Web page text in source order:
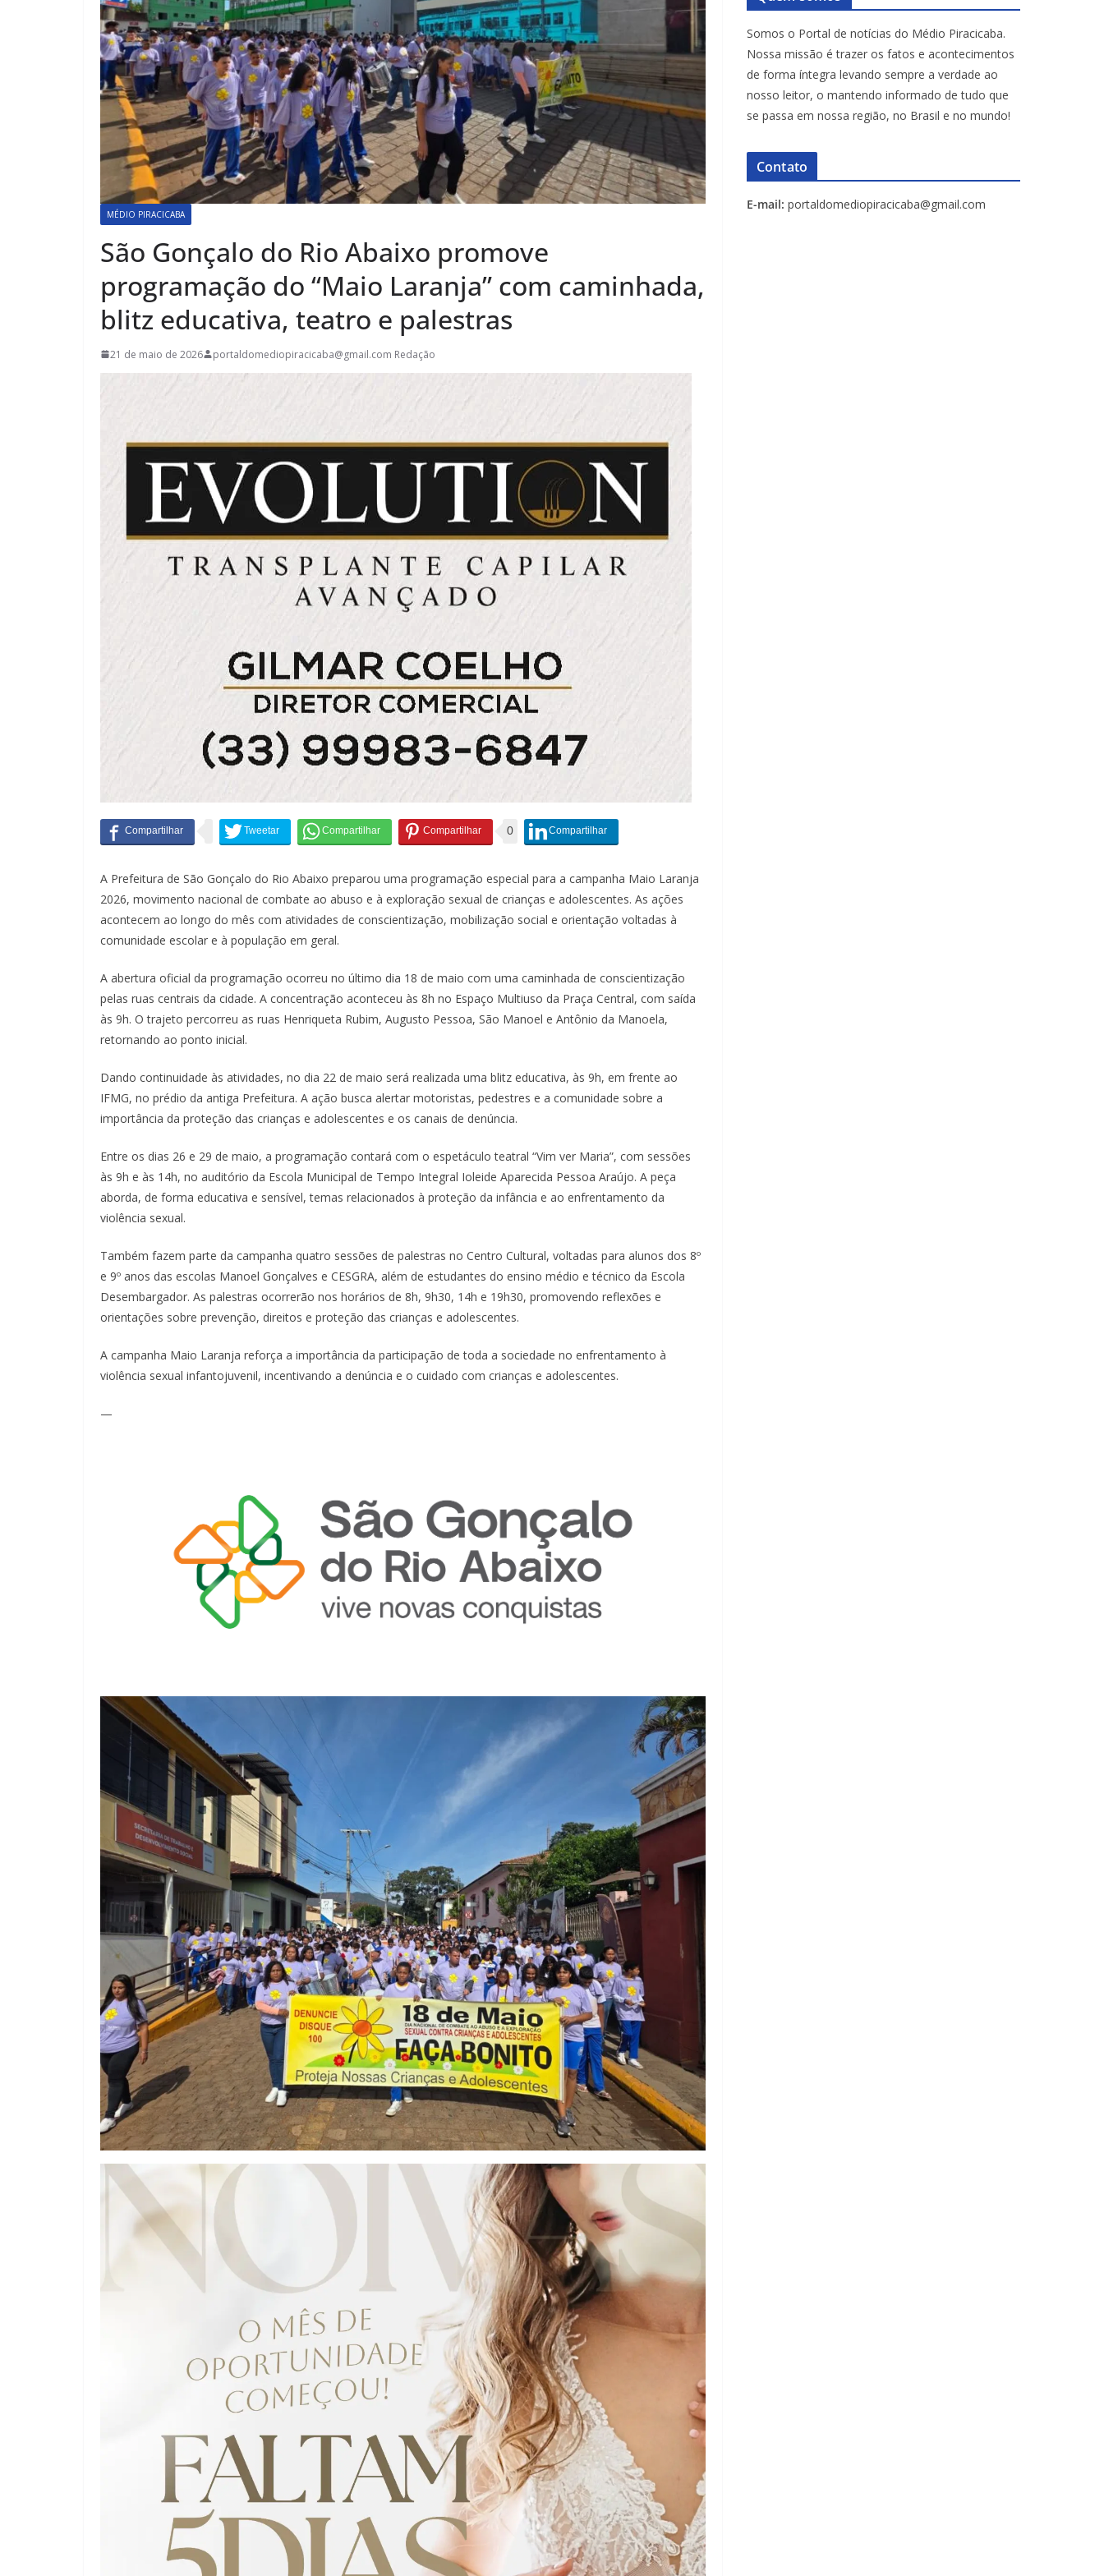
MÉDIO PIRACICABA
São Gonçalo do Rio Abaixo promove
programação do “Maio Laranja” com caminhada,
blitz educativa, teatro e palestras
21 de maio de 2026 portaldomediopiracicaba@gmail.com Redação
0
A Prefeitura de São Gonçalo do Rio Abaixo preparou uma programação especial para a campanha Maio Laranja
2026, movimento nacional de combate ao abuso e à exploração sexual de crianças e adolescentes. As ações
acontecem ao longo do mês com atividades de conscientização, mobilização social e orientação voltadas à
comunidade escolar e à população em geral.
A abertura oficial da programação ocorreu no último dia 18 de maio com uma caminhada de conscientização
pelas ruas centrais da cidade. A concentração aconteceu às 8h no Espaço Multiuso da Praça Central, com saída
às 9h. O trajeto percorreu as ruas Henriqueta Rubim, Augusto Pessoa, São Manoel e Antônio da Manoela,
retornando ao ponto inicial.
Dando continuidade às atividades, no dia 22 de maio será realizada uma blitz educativa, às 9h, em frente ao
IFMG, no prédio da antiga Prefeitura. A ação busca alertar motoristas, pedestres e a comunidade sobre a
importância da proteção das crianças e adolescentes e os canais de denúncia.
Entre os dias 26 e 29 de maio, a programação contará com o espetáculo teatral “Vim ver Maria”, com sessões
às 9h e às 14h, no auditório da Escola Municipal de Tempo Integral Ioleide Aparecida Pessoa Araújo. A peça
aborda, de forma educativa e sensível, temas relacionados à proteção da infância e ao enfrentamento da
violência sexual.
Também fazem parte da campanha quatro sessões de palestras no Centro Cultural, voltadas para alunos dos 8º
e 9º anos das escolas Manoel Gonçalves e CESGRA, além de estudantes do ensino médio e técnico da Escola
Desembargador. As palestras ocorrerão nos horários de 8h, 9h30, 14h e 19h30, promovendo reflexões e
orientações sobre prevenção, direitos e proteção das crianças e adolescentes.
A campanha Maio Laranja reforça a importância da participação de toda a sociedade no enfrentamento à
violência sexual infantojuvenil, incentivando a denúncia e o cuidado com crianças e adolescentes.
—
Somos o Portal de notícias do Médio Piracicaba.
Nossa missão é trazer os fatos e acontecimentos
de forma íntegra levando sempre a verdade ao
nosso leitor, o mantendo informado de tudo que
se passa em nossa região, no Brasil e no mundo!
Contato
E-mail: portaldomediopiracicaba@gmail.com